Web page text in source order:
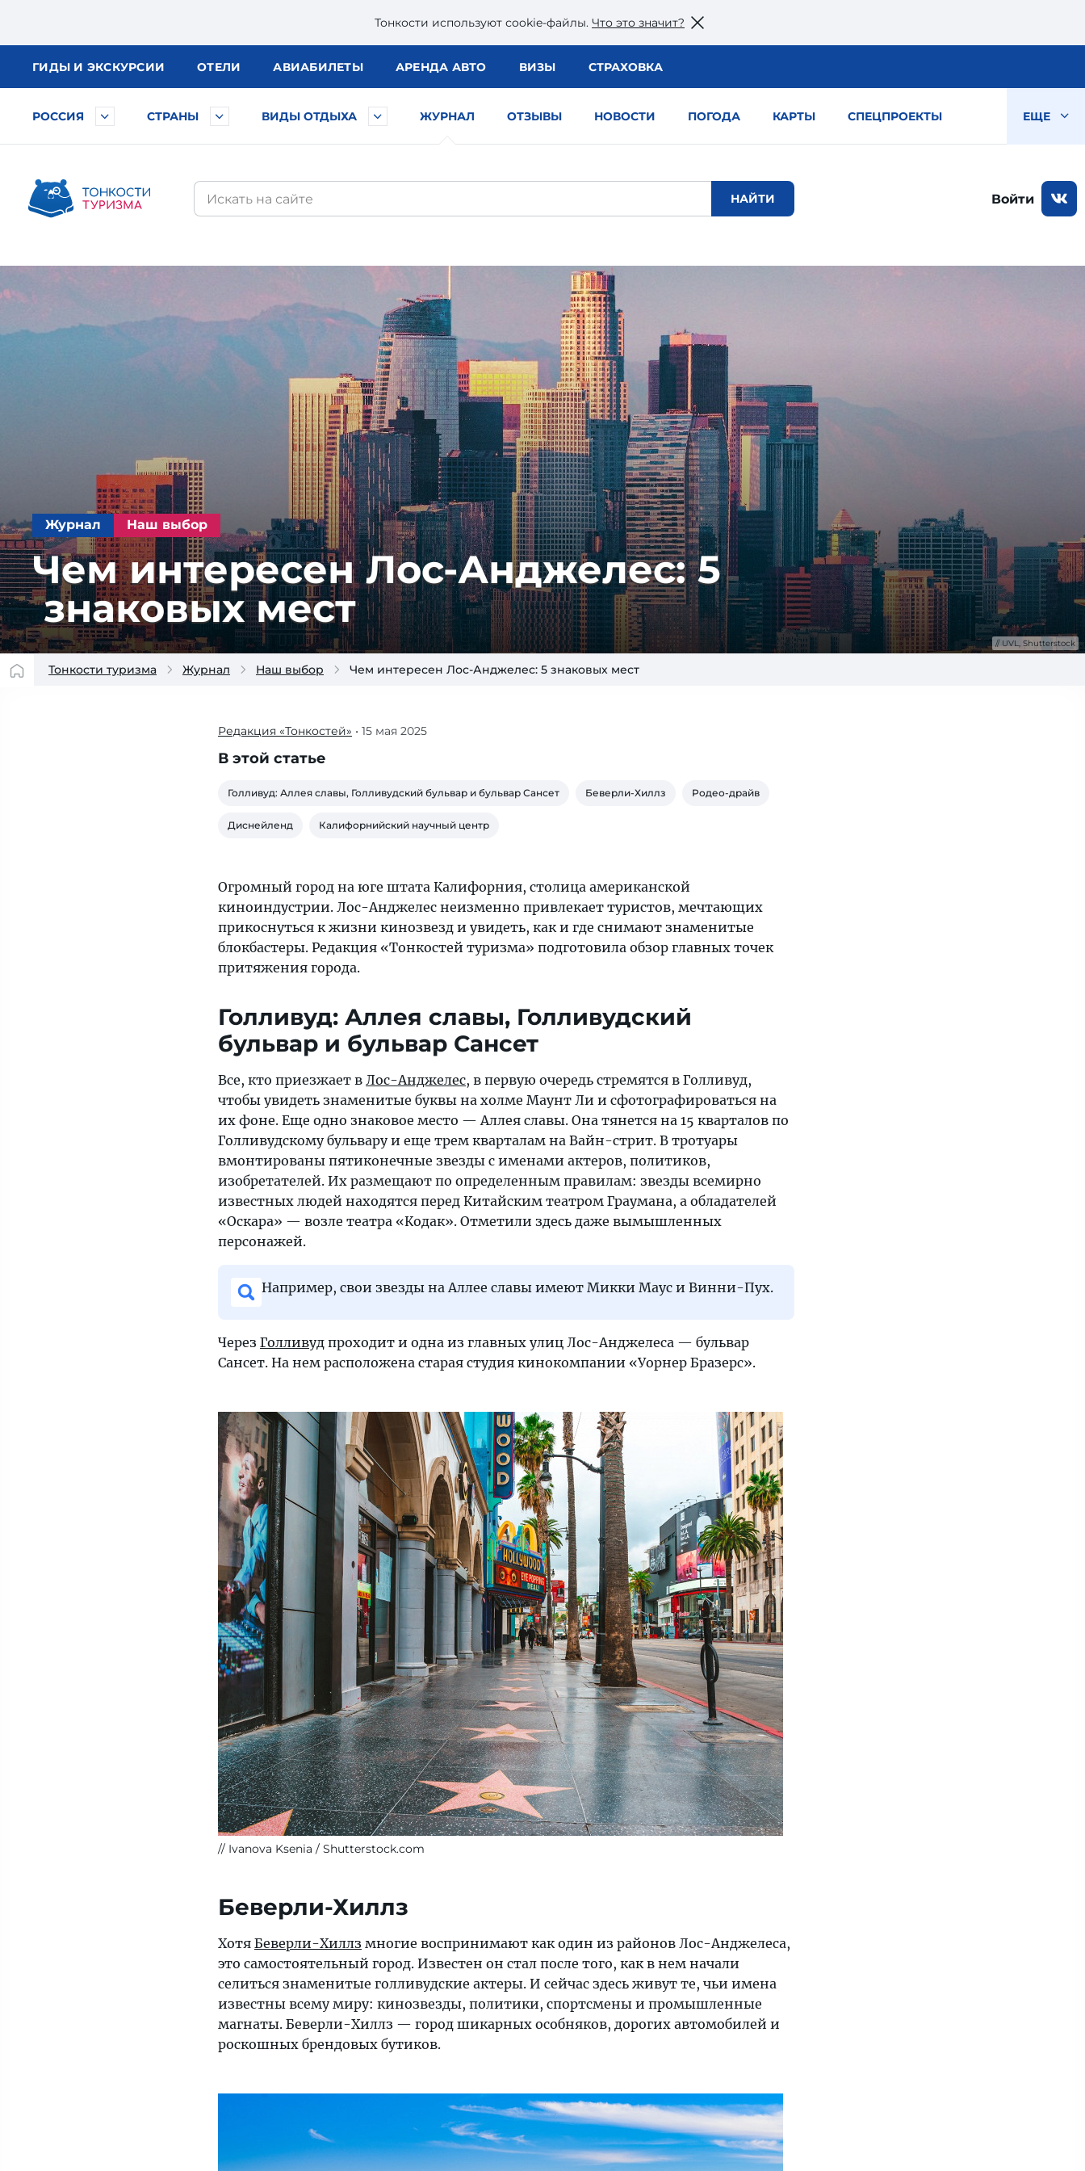
Тонкости используют сookie-файлы. Что это значит?
ГИДЫ И ЭКСКУРСИИ ОТЕЛИ АВИАБИЛЕТЫ АРЕНДА АВТО ВИЗЫ СТРАХОВКА
РОССИЯ СТРАНЫ ВИДЫ ОТДЫХА ЖУРНАЛ ОТЗЫВЫ НОВОСТИ ПОГОДА КАРТЫ СПЕЦПРОЕКТЫ ЕЩЕ
Войти
Журнал Наш выбор
Чем интересен Лос-Анд­же­лес: 5
зна­ко­вых мест
UVL, Shutterstock
Тонкости туризма Журнал Наш выбор Чем интересен Лос-Анджелес: 5 знаковых мест
Огромный
город
юге
Калифорния,
киноиндустрии.
Лос-
Анджелес
неизменно
привлекает
мечтающих
прикоснуться
к
жизни
кинозвезд
и
увидеть,
как
и
где
снимают
знаменитые
Редакция «Тонкостей» • 15 мая 2025
В этой статье
Голливуд: Аллея славы, Голливудский бульвар и бульвар Сансет Беверли-Хиллз Родео-драйв
Диснейленд Калифорнийский научный центр
Огромный город на юге штата Калифорния, столица американской
киноиндустрии. Лос-Анджелес неизменно привлекает туристов, мечтающих
прикоснуться к жизни кинозвезд и увидеть, как и где снимают знаменитые
блокбастеры. Редакция «Тонкостей туризма» подготовила обзор главных точек
притяжения города.
Голливуд: Аллея славы, Голливудский
бульвар и бульвар Сансет
Все, кто приезжает в Лос-Анджелес, в первую очередь стремятся в Голливуд,
чтобы увидеть знаменитые буквы на холме Маунт Ли и сфотографироваться на
их фоне. Еще одно знаковое место — Аллея славы. Она тянется на 15 кварталов по
Голливудскому бульвару и еще трем кварталам на Вайн-стрит. В тротуары
вмонтированы пятиконечные звезды с именами актеров, политиков,
изобретателей. Их размещают по определенным правилам: звезды всемирно
известных людей находятся перед Китайским театром Граумана, а обладателей
«Оскара» — возле театра «Кодак». Отметили здесь даже вымышленных
персонажей.
Например, свои звезды на Аллее славы имеют Микки Маус и Винни-Пух.
Через Голливуд проходит и одна из главных улиц Лос-Анджелеса — бульвар
Сансет. На нем расположена старая студия кинокомпании «Уорнер Бразерс».
Ivanova Ksenia / Shutterstock.com
Беверли-Хиллз
Хотя Беверли-Хиллз многие воспринимают как один из районов Лос-Анджелеса,
это самостоятельный город. Известен он стал после того, как в нем начали
селиться знаменитые голливудские актеры. И сейчас здесь живут те, чьи имена
известны всему миру: кинозвезды, политики, спортсмены и промышленные
магнаты. Беверли-Хиллз — город шикарных особняков, дорогих автомобилей и
роскошных брендовых бутиков.